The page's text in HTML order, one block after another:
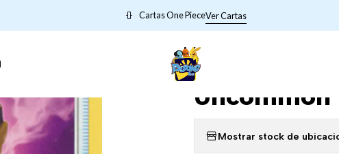
Cartas One PieceVer Cartas
TRAINERS POKEMON 11154 Box of Disaster - 154/196 -
|
11154 Box
Uncommon
Mostrar stock de